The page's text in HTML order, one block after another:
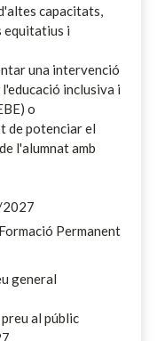
capacitats,
equitatius i
una intervenció
inclusiva i
o
de potenciar el
l'alumnat amb
Permanent
general
al públic